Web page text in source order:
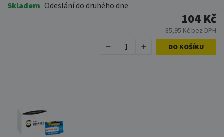
Skladem Odeslání do druhého dne
104 Kč
85,95 Kč bez DPH
DO KOŠÍKU